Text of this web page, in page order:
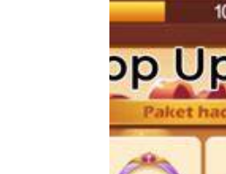
rincian
akomodasi
termasuk
nomor
telepon
dan
alamat
akan
disertakan
dalam